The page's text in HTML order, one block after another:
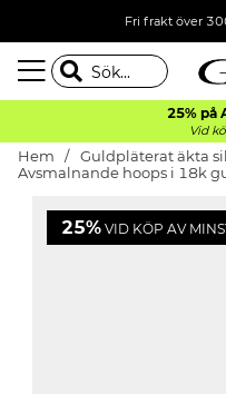
Fri frakt över
25% på
Vid
Hem Guldpläterat äkta
Avsmalnande hoops i 18k
25% VID KÖP AV